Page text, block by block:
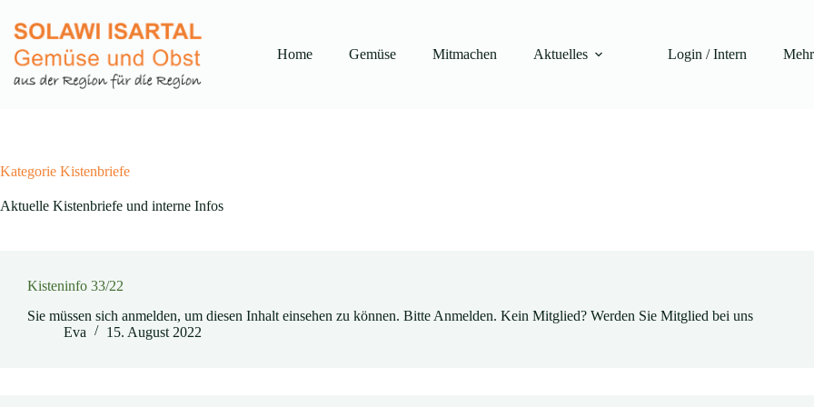
Inhalt
springen
Home
Gemüse Mitmachen Aktuelles Login / Intern Mehr
Kategorie Kistenbriefe
Aktuelle Kistenbriefe und interne Infos
Kisteninfo 33/22
Sie müssen sich anmelden, um diesen Inhalt einsehen zu können. Bitte Anmelden. Kein Mitglied? Werden Sie Mitglied bei uns
Eva
15. August 2022